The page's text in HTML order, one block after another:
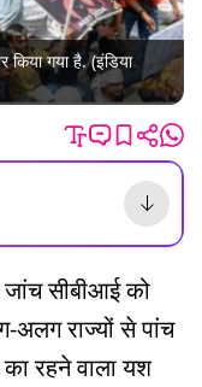
किया गया है. (इंडिया
सीबीआई को
अलग राज्यों से पांच
रहने वाला यश